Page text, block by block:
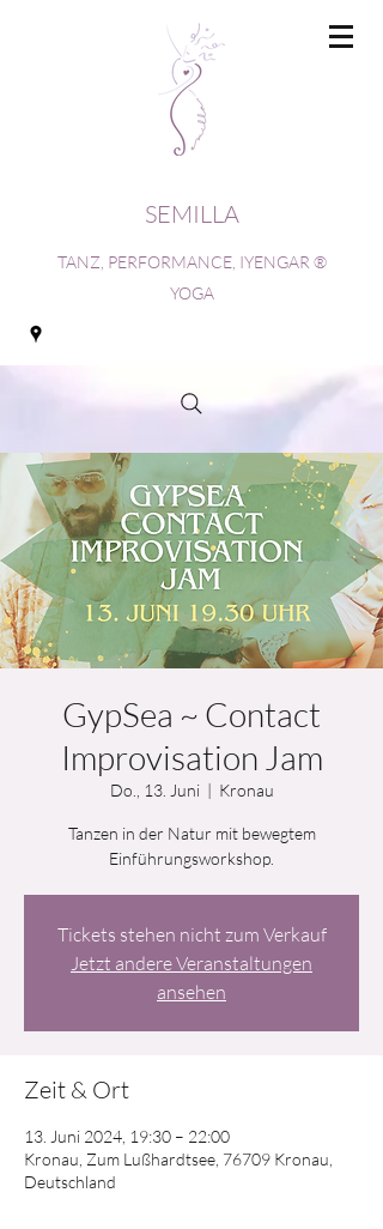
SEMILLA
TANZ, PERFORMANCE, IYENGAR ®
YOGA
GypSea ~ Contact
Improvisation Jam
Do., 13. Juni
  |
Kronau
Tanzen in der Natur mit bewegtem
Einführungsworkshop.
Tickets stehen nicht zum Verkauf
Jetzt andere Veranstaltungen
ansehen
Zeit & Ort
13. Juni 2024, 19:30 – 22:00
Kronau, Zum Lußhardtsee, 76709 Kronau,
Deutschland